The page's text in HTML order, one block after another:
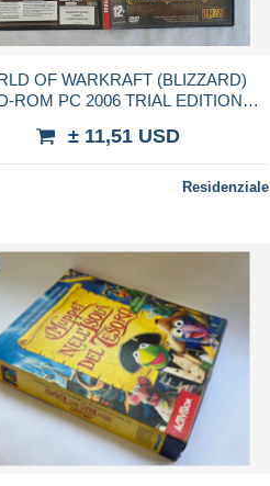
OF WARKRAFT (BLIZZARD)
ROM PC 2006 TRIAL EDITION
± 11,51 USD
Residenziale